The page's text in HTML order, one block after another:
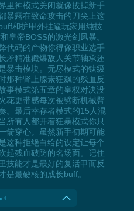
里神模式关闭就像拔掉新手
暴露在致命攻击的刀尖上这
和护甲外挂逼玩家用纯技
皇帝BOSS的激光剑风暴。
代码的产物你得像职业选手
矛精准戳爆敌人关节轴承还
暴击模块。无尽模式的钛级
那种肾上腺素狂飙的残血反
事模式第五章的皇权对决没
花更带感每次被劈断机械臂
。最后幸存者模式的15人混
所有人都开着狂暴模式你只
箭穿心。虽然新手初期可能
这种拒绝白给的设定让每个
起残血破防的名场面。记住
技能才是最好的复活甲而反
是最硬核的成长buff。
4